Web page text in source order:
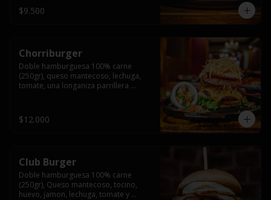
$9.500
Chorriburger
Doble hamburguesa 100% carne
(250gr), queso mantecoso, lechuga,
tomate, una longaniza parrillera
papas fritas.
$12.000
Club Burger
Doble hamburguesa 100% carne
(250gr), Queso mantecoso, tocino,
huevo, jamon, lechuga, tomate y